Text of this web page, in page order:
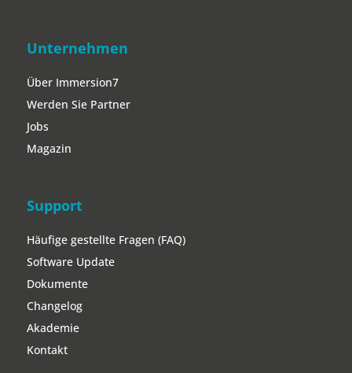
Unternehmen
Über Immersion7
Werden Sie Partner
Jobs
Magazin
Support
Häufige gestellte Fragen (FAQ)
Software Update
Dokumente
Changelog
Akademie
Kontakt